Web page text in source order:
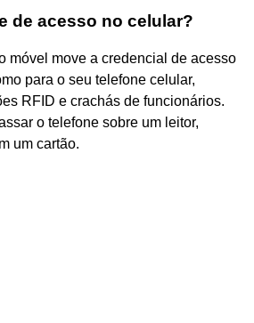
de acesso no celular?
móvel move a credencial de acesso
para o seu telefone celular,
RFID e crachás de funcionários.
o telefone sobre um leitor,
um cartão.